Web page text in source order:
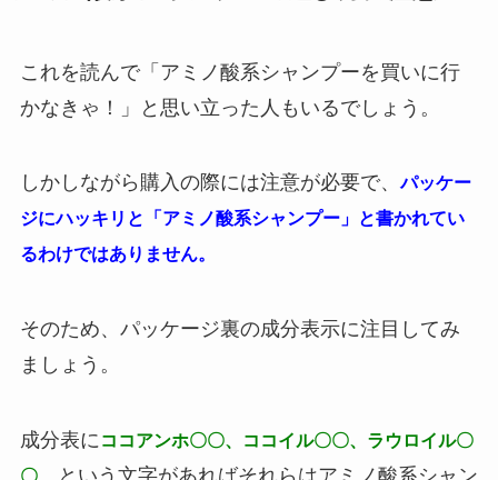
これを読んで「アミノ酸系シャンプーを買いに行
かなきゃ！」と思い立った人もいるでしょう。
しかしながら購入の際には注意が必要で、パッケー
ジにハッキリと「アミノ酸系シャンプー」と書かれてい
るわけではありません。
そのため、パッケージ裏の成分表示に注目してみ
ましょう。
成分表にココアンホ〇〇、ココイル〇〇、ラウロイル〇
〇